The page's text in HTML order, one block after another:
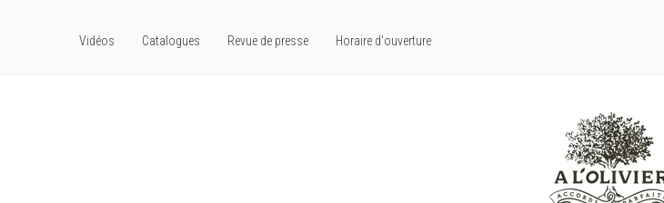
Vidéos Catalogues Revue de presse Horaire d'ouverture